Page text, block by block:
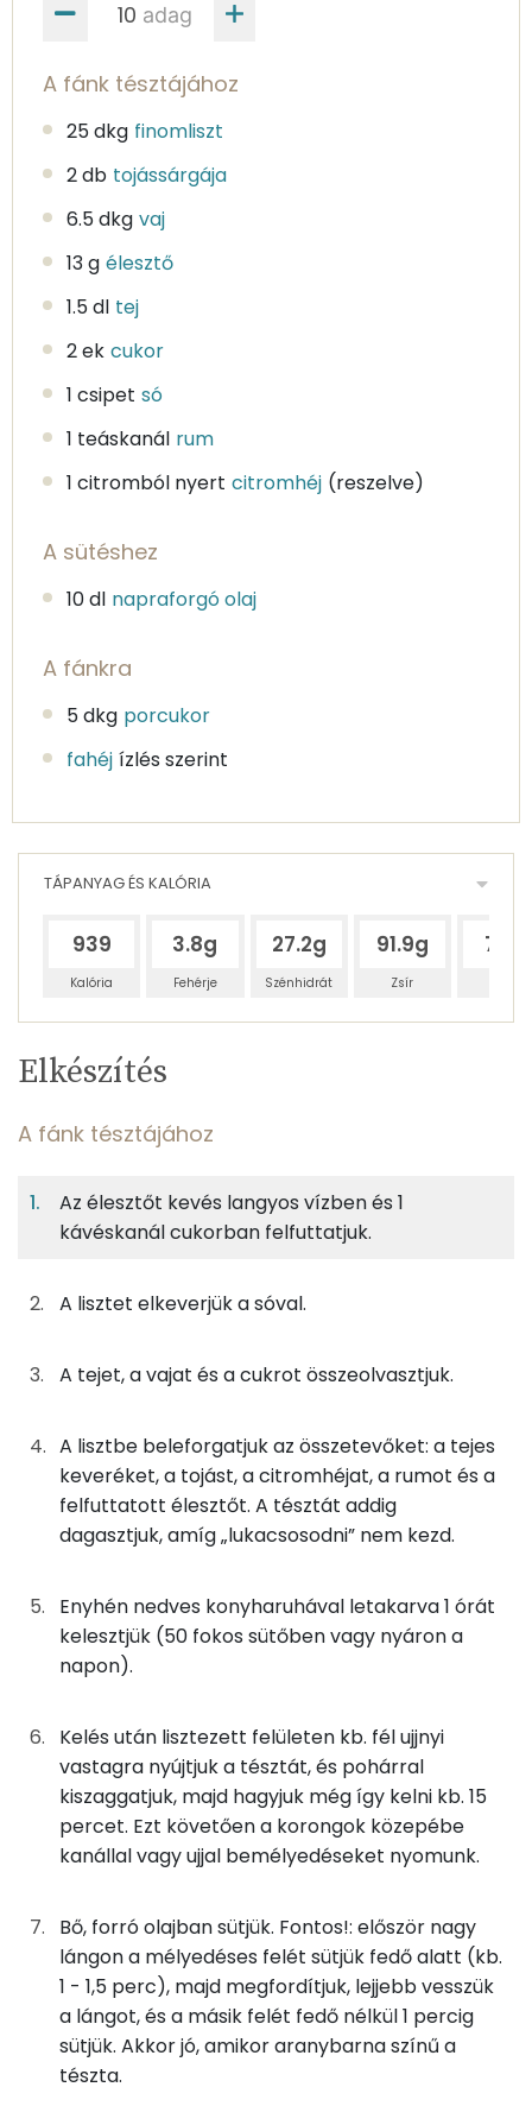
adag
A fánk tésztájához
25 dkg finomliszt
2 db tojássárgája
6.5 dkg vaj
13 g élesztő
1.5 dl tej
2 ek cukor
1 csipet só
1 teáskanál rum
1 citromból nyert citromhéj (reszelve)
A sütéshez
10 dl napraforgó olaj
A fánkra
5 dkg porcukor
fahéj ízlés szerint
TÁPANYAG ÉS KALÓRIA
939
Kalória
3.8g
Fehérje
27.2g
Szénhidrát
91.9g
Zsír
7.7g
Egy
adagban
3%
A fánk tésztájához
finomliszt
1gélesztő
1 kcal
15gtej
0gsó
0 kcal
0grum
1g citromhéj 0 kcal
A sütéshez
85gnapraforgó olaj 751 kcal
A fánkra
5g porcukor
19 kcal
0gfahéj 0 kcal
TÁPANYAGTARTALOM
3%
21%
70%
TOP ásványi anyagok
Nátrium
Szelén
TOP vitaminok
Kolin:
C vitamin:
Niacin - B3 vitamin:
Fehérje
Összesen 3.8 g
Zsír
Elkészítés
A fánk tésztájához
Az élesztőt kevés langyos vízben és 1
kávéskanál cukorban felfuttatjuk.
A lisztet elkeverjük a sóval.
A tejet, a vajat és a cukrot összeolvasztjuk.
A lisztbe beleforgatjuk az összetevőket: a tejes
keveréket, a tojást, a citromhéjat, a rumot és a
felfuttatott élesztőt. A tésztát addig
dagasztjuk, amíg „lukacsosodni” nem kezd.
Enyhén nedves konyharuhával letakarva 1 órát
kelesztjük (50 fokos sütőben vagy nyáron a
napon).
Kelés után lisztezett felületen kb. fél ujjnyi
vastagra nyújtjuk a tésztát, és pohárral
kiszaggatjuk, majd hagyjuk még így kelni kb. 15
percet. Ezt követően a korongok közepébe
kanállal vagy ujjal bemélyedéseket nyomunk.
Bő, forró olajban sütjük. Fontos!: először nagy
lángon a mélyedéses felét sütjük fedő alatt (kb.
1 - 1,5 perc), majd megfordítjuk, lejjebb vesszük
a lángot, és a másik felét fedő nélkül 1 percig
sütjük. Akkor jó, amikor aranybarna színű a
tészta.